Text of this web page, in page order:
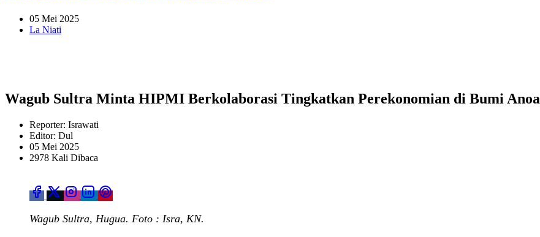
05 Mei 2025
La Niati
Wagub Sultra Minta HIPMI Berkolaborasi Tingkatkan Perekonomian di Bumi Anoa
Reporter: Israwati
Editor: Dul
05 Mei 2025
2978 Kali Dibaca
Wagub Sultra, Hugua. Foto : Isra, KN.